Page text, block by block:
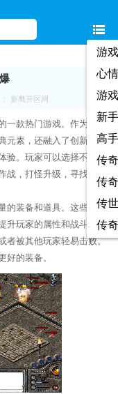
游
心
游
新
高
传
传
传
传
新鹰开区网
一款热门游戏。作为一款
元素，还融入了创新的玩
验。玩家可以选择不同的
战，打怪升级，寻找装备
的装备和道具。这些装备
升玩家的属性和战斗力，
者被其他玩家轻易击败。
好的装备。